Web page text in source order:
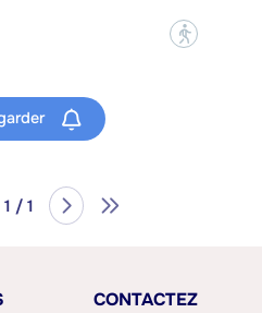
?
1 / 1
CONTACTEZ